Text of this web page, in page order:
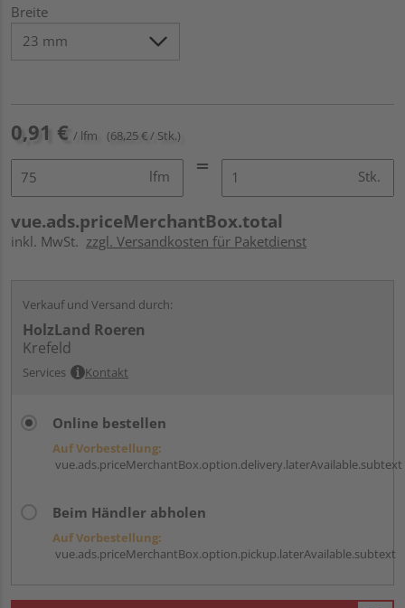
Breite
0,91 € / lfm (68,25 € / Stk.)
lfm Stk.
vue.ads.priceMerchantBox.total
inkl. MwSt. zzgl. Versandkosten für Paketdienst
Verkauf und Versand durch:
HolzLand Roeren
Krefeld
Services Kontakt
Online bestellen
Auf Vorbestellung:
vue.ads.priceMerchantBox.option.delivery.laterAvailable.subtext
Beim Händler abholen
Auf Vorbestellung:
vue.ads.priceMerchantBox.option.pickup.laterAvailable.subtext